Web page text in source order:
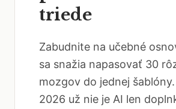
triede
Zabudnite na učebné
sa snažia napasovať 30
mozgov do jednej
2026 už nie je AI len